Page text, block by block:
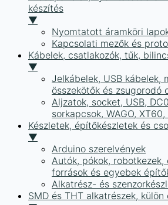
készítés
▼
Nyomtatott áramköri
Kapcsolati mezők és
Kábelek, csatlakozók, tűk,
▼
Jelkábelek, USB kábelek,
összekötők és zsugorodó
Aljzatok, socket, USB,
sorkapcsok, WAGO,
Készletek, építőkészletek és
▼
Arduino szerelvények
Autók, pókok, robotkezek,
források és egyebek
Alkatrész- és
SMD és THT alkatrészek, külön